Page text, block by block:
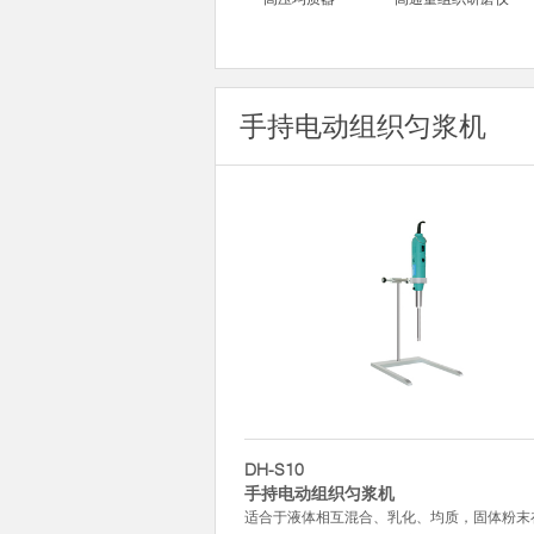
手持电动组织匀浆机
DH-S10
手持电动组织匀浆机
适合于液体相互混合、乳化、均质，固体粉末